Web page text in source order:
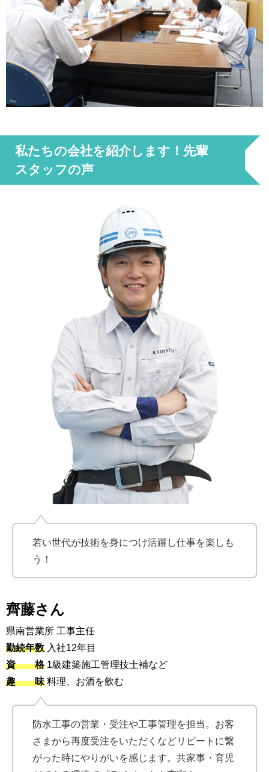
私たちの会社を紹介します！先輩
スタッフの声
若い世代が技術を身につけ活躍し仕事を楽しも
う！
齊藤さん
県南営業所 工事主任
勤続年数 入社12年目
資 格1級建築施工管理技士補など
趣 味 料理、お酒を飲む
防水工事の営業・受注や工事管理を担当。お客
さまから再度受注をいただくなどリピートに繋
がった時にやりがいを感じます。共家事・育児